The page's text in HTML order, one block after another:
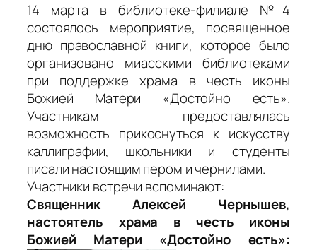
14 марта в библиотеке-филиале №4
состоялось мероприятие, посвященное
дню православной книги, которое было
организовано миасскими библиотеками
при поддержке храма в честь иконы
Божией Матери «Достойно есть».
Участникам предоставлялась
возможность прикоснуться к искусству
каллиграфии, школьники и студенты
писали настоящим пером и чернилами.
Участники встречи вспоминают:
Священник Алексей Чернышев,
настоятель храма в честь иконы
Божией Матери «Достойно есть»: